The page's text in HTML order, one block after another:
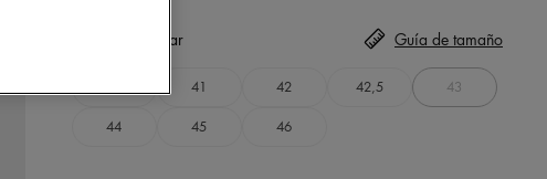
seleccionar
41 42 42,5 43
44 45 46
Guía de tamaño